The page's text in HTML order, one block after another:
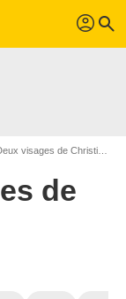
profil search
visages de Christie de Douglas Jackson
de